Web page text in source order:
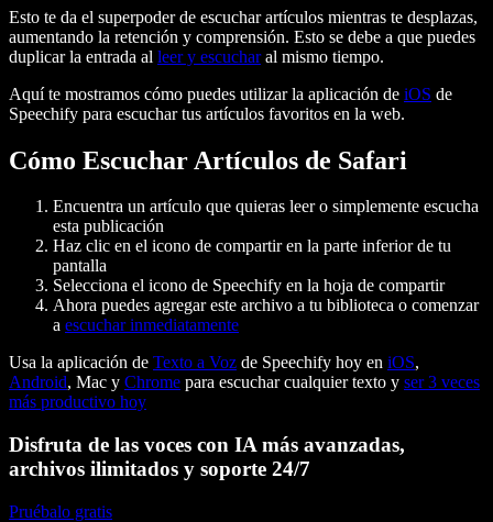
Esto te da el superpoder de escuchar artículos mientras te desplazas,
aumentando la retención y comprensión. Esto se debe a que puedes
duplicar la entrada al leer y escucharal mismo tiempo.
Aquí te mostramos cómo puedes utilizar la aplicación de iOS de
Speechify para escuchar tus artículos favoritos en la web.
Cómo Escuchar Artículos de Safari
Encuentra un artículo que quieras leer o simplemente escucha
esta publicación
Haz clic en el icono de compartir en la parte inferior de tu
pantalla
Selecciona el icono de Speechify en la hoja de compartir
Ahora puedes agregar este archivo a tu biblioteca o comenzar
a escuchar inmediatamente
Usa la aplicación de Texto a Voz de Speechify hoy en iOS,
Android, Mac y Chrome para escuchar cualquier texto y ser 3 veces
más productivo hoy
Disfruta de las voces con IA más avanzadas,
archivos ilimitados y soporte 24/7
Pruébalo gratis